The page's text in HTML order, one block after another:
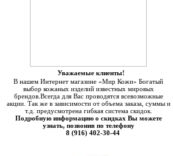
Уважаемые клиенты!
В нашем Интернет магазине «Мир Кожи» Богатый
выбор кожаных изделий известных мировых
брендов.Всегда для Вас проводятся всевозможные
акции. Так же в зависимости от объема заказа, суммы и
т.д. предусмотрена гибкая система скидок.
Подробную информацию о скидках Вы можете
узнать, позвонив по телефону
8 (916) 402-30-44